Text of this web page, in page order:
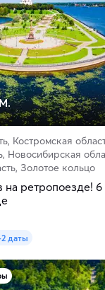
Костромская
Новосибирская
Золотое кольцо
на ретропоезде!
даты